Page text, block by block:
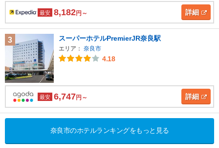
最安 8,182円～ 詳細
3 スーパーホテルPremierJR奈良駅
エリア： 奈良市
4.18
最安 6,747円～ 詳細
奈良市のホテルランキングをもっと見る